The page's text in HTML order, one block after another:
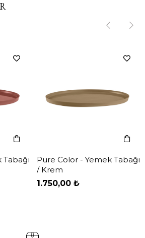
Pure Color - Yemek Tabağı
/ Krem
1.750,00 ₺